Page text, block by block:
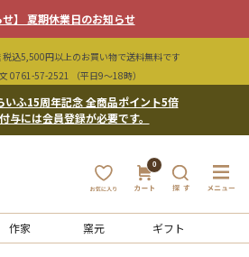
せ】 夏期休業日のお知らせ
税込5,500円以上のお買い物で送料無料です
0761-57-2521 （平日9〜18時）
いふ15周年記念 全商品ポイント5倍
与には会員登録が必要です。
0
作家 窯元 ギフト